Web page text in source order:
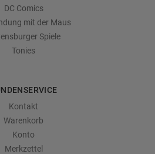
DC Comics
mit der Maus
Spiele
Tonies
Kontakt
Warenkorb
Konto
Merkzettel